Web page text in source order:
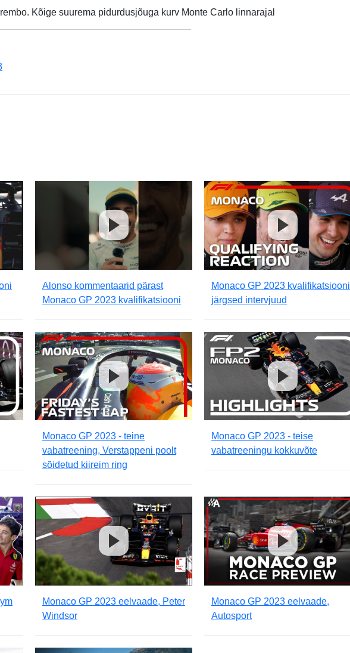
Kõige suurema pidurdusjõuga kurv Monte Carlo linnarajal
Alonso kommentaarid pärast
Monaco GP 2023 kvalifikatsiooni
Monaco GP 2023 kvalifikatsiooni
järgsed intervjuud
Monaco GP 2023 - teine
vabatreening, Verstappeni poolt
sõidetud kiireim ring
Monaco GP 2023 - teise
vabatreeningu kokkuvõte
Monaco GP 2023 eelvaade, Peter
Windsor
Monaco GP 2023 eelvaade,
Autosport